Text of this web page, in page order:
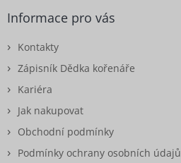
Informace pro vás
Kontakty
Zápisník Dědka kořenáře
Kariéra
Jak nakupovat
Obchodní podmínky
Podmínky ochrany osobních údajů